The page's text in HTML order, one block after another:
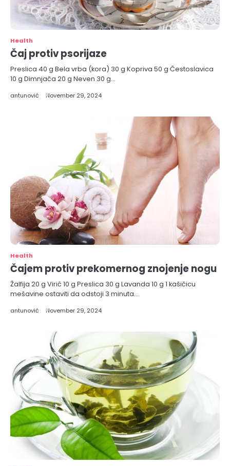
Health
Čaj protiv psorijaze
Preslica 40 g Bela vrba (kora) 30 g Kopriva 50 g Čestoslavica
10 g Dimnjača 20 g Neven 30 g…
antunović November 29, 2024
Health
Čajem protiv prekomernog znojenje nogu
Žalfija 20 g Virić 10 g Preslica 30 g Lavanda 10 g 1 kašičicu
mešavine ostaviti da odstoji 3 minuta…
antunović November 29, 2024